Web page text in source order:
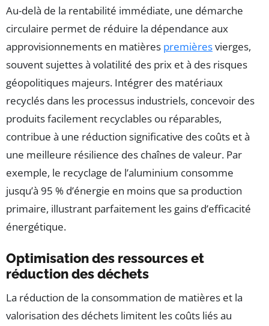
Au-delà de la rentabilité immédiate, une démarche
circulaire permet de réduire la dépendance aux
approvisionnements en matières premièresvierges,
souvent sujettes à volatilité des prix et à des risques
géopolitiques majeurs. Intégrer des matériaux
recyclés dans les processus industriels, concevoir des
produits facilement recyclables ou réparables,
contribue à une réduction significative des coûts et à
une meilleure résilience des chaînes de valeur. Par
exemple, le recyclage de l’aluminium consomme
jusqu’à 95 % d’énergie en moins que sa production
primaire, illustrant parfaitement les gains d’efficacité
énergétique.
Optimisation des ressources et
réduction des déchets
La réduction de la consommation de matières et la
valorisation des déchets limitent les coûts liés au